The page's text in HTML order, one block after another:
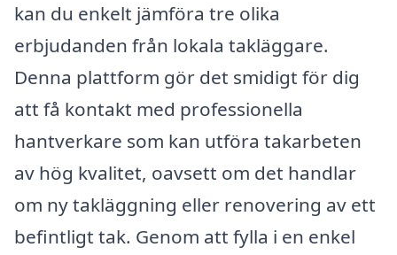
kan du enkelt jämföra tre olika
erbjudanden från lokala takläggare.
Denna plattform gör det smidigt för dig
att få kontakt med professionella
hantverkare som kan utföra takarbeten
av hög kvalitet, oavsett om det handlar
om ny takläggning eller renovering av ett
befintligt tak. Genom att fylla i en enkel